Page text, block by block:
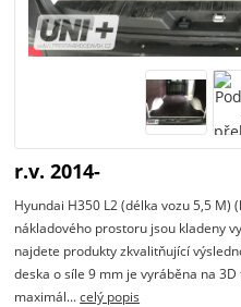
r.v. 2014-
Hyundai H350 L2 (délka vozu 5,5
nákladového prostoru jsou kladeny
najdete produkty zkvalitňující
deska o síle 9 mm je vyráběna na
maximál...celý popis